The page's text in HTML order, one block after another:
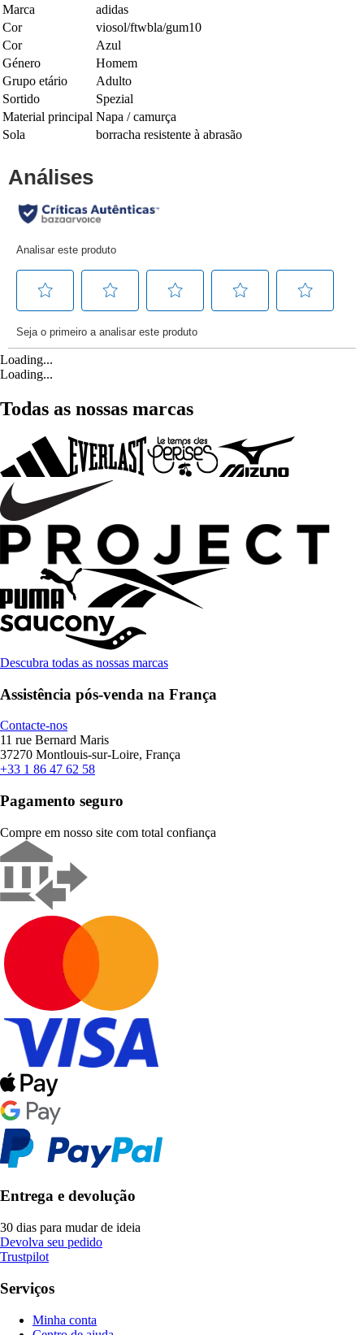
Marca
adidas
Cor
viosol/ftwbla/gum10
Cor
Azul
Género
Homem
Grupo etário
Adulto
Sortido
Spezial
Material principal Napa / camurça
Sola
borracha resistente à abrasão
Loading...
Loading...
Todas as nossas marcas
Descubra todas as nossas marcas
Assistência pós-venda na França
Contacte-nos
11 rue Bernard Maris
37270 Montlouis-sur-Loire, França
+33 1 86 47 62 58
Pagamento seguro
Compre em nosso site com total confiança
Entrega e devolução
30 dias para mudar de ideia
Devolva seu pedido
Trustpilot
Serviços
Minha conta